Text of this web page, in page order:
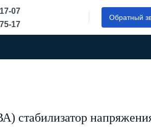
07
Обратный
17
стабилизатор